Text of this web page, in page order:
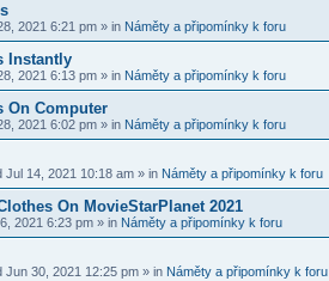
2021 6:21 pm » in Náměty a připomínky k foru
Instantly
2021 6:13 pm » in Náměty a připomínky k foru
On Computer
2021 6:02 pm » in Náměty a připomínky k foru
Jul 14, 2021 10:18 am » in Náměty a připomínky k foru
On MovieStarPlanet 2021
2021 6:23 pm » in Náměty a připomínky k foru
Jun 30, 2021 12:25 pm » in Náměty a připomínky k foru